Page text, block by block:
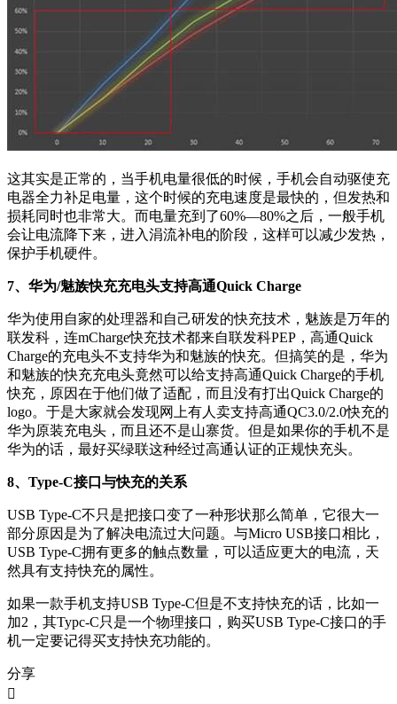
这其实是正常的，当手机电量很低的时候，手机会自动驱使充
电器全力补足电量，这个时候的充电速度是最快的，但发热和
损耗同时也非常大。而电量充到了60%—80%之后，一般手机
会让电流降下来，进入涓流补电的阶段，这样可以减少发热，
保护手机硬件。
7、华为/魅族快充充电头支持高通Quick Charge
华为使用自家的处理器和自己研发的快充技术，魅族是万年的
联发科，连mCharge快充技术都来自联发科PEP，高通Quick
Charge的充电头不支持华为和魅族的快充。但搞笑的是，华为
和魅族的快充充电头竟然可以给支持高通Quick Charge的手机
快充，原因在于他们做了适配，而且没有打出Quick Charge的
logo。于是大家就会发现网上有人卖支持高通QC3.0/2.0快充的
华为原装充电头，而且还不是山寨货。但是如果你的手机不是
华为的话，最好买绿联这种经过高通认证的正规快充头。
8、Type-C接口与快充的关系
USB Type-C不只是把接口变了一种形状那么简单，它很大一
部分原因是为了解决电流过大问题。与Micro USB接口相比，
USB Type-C拥有更多的触点数量，可以适应更大的电流，天
然具有支持快充的属性。
如果一款手机支持USB Type-C但是不支持快充的话，比如一
加2，其Typc-C只是一个物理接口，购买USB Type-C接口的手
机一定要记得买支持快充功能的。
分享
